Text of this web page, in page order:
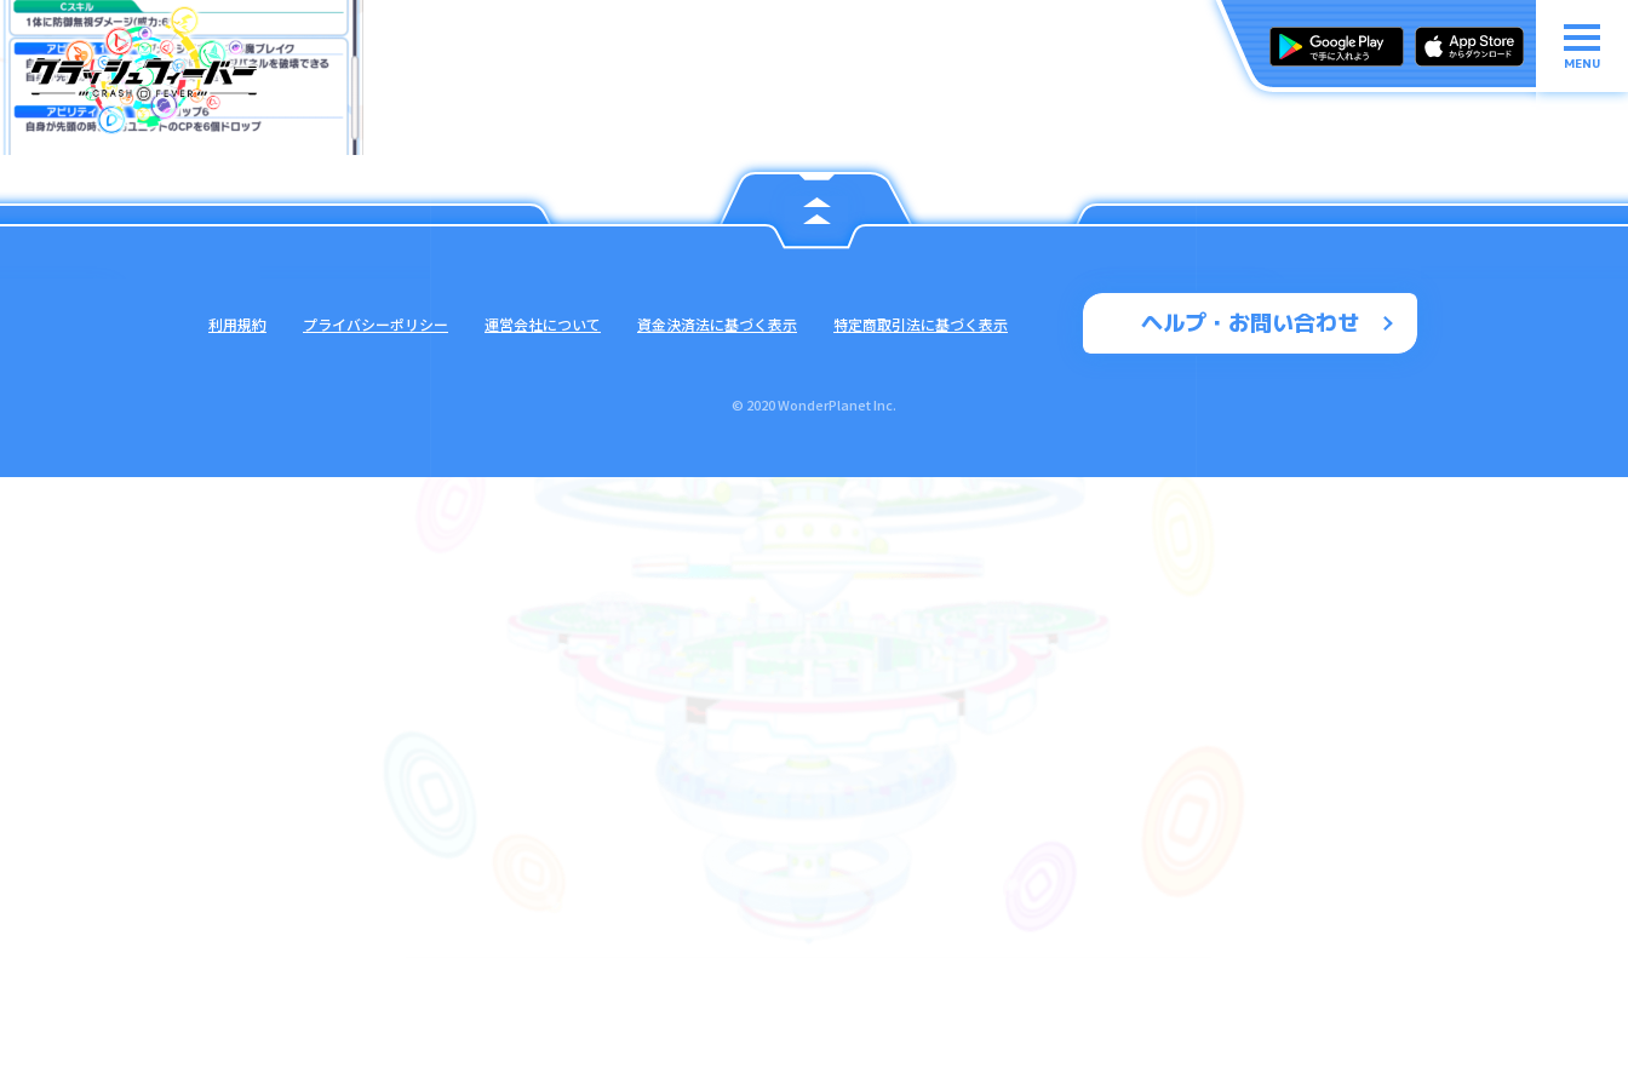
MENU
ヘルプ・お問い合わせ
利用規約 プライバシーポリシー 運営会社について 資金決済法に基づく表示 特定商取引法に基づく表示
© 2020 WonderPlanet Inc.